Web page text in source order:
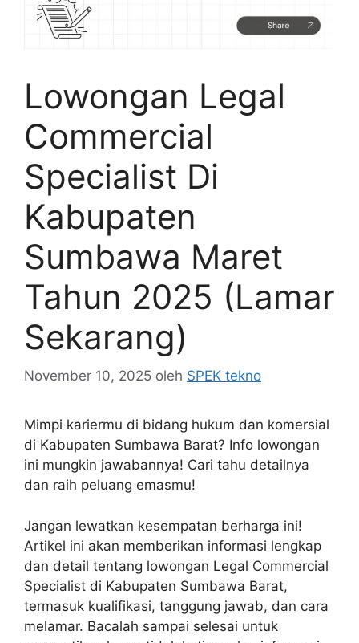
Lowongan Legal
Commercial
Specialist Di
Kabupaten
Sumbawa Maret
Tahun 2025 (Lamar
Sekarang)
November 10, 2025 oleh SPEK tekno
Mimpi kariermu di bidang hukum dan komersial
di Kabupaten Sumbawa Barat? Info lowongan
ini mungkin jawabannya! Cari tahu detailnya
dan raih peluang emasmu!
Jangan lewatkan kesempatan berharga ini!
Artikel ini akan memberikan informasi lengkap
dan detail tentang lowongan Legal Commercial
Specialist di Kabupaten Sumbawa Barat,
termasuk kualifikasi, tanggung jawab, dan cara
melamar. Bacalah sampai selesai untuk